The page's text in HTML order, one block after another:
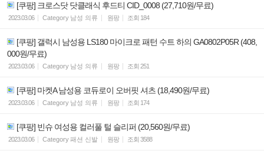
[쿠팡] 크로스닷 닷클래식 후드티 CID_0008 (27,710원/무료)
2023.03.06 Category 남성 의류 원팡 조회 184
[쿠팡] 갤럭시 남성용 LS180 마이크로 패턴 수트 하의 GA0802P05R (408,
000원/무료)
2023.03.06 Category 남성 의류 원팡 조회 251
[쿠팡] 마켓A 남성용 코듀로이 오버핏 셔츠 (18,490원/무료)
2023.03.06 Category 남성 의류 원팡 조회 174
[쿠팡] 빈슈 여성용 컬러풀 털 슬리퍼 (20,560원/무료)
2023.03.06 Category패션 신발 원팡 조회 3588